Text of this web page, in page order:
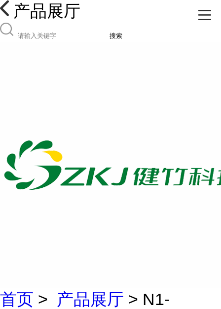
产品展厅
搜索
首页 > 产品展厅 > N1-